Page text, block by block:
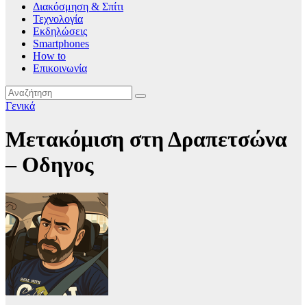
Διακόσμηση & Σπίτι
Τεχνολογία
Εκδηλώσεις
Smartphones
How to
Επικοινωνία
Γενικά
Μετακόμιση στη Δραπετσώνα
– Οδηγος